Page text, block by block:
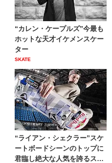
“カレン・ケープルズ”今最も
ホットな天才イケメンスケー
ター
SKATE
“ライアン・シェクラー”スケ
ートボードシーンのトップに
君臨し絶大な人気を誇るス